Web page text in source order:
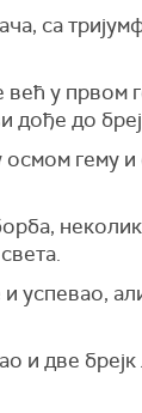
са
у првом
дође до
гему и
успевао,
и две брејк